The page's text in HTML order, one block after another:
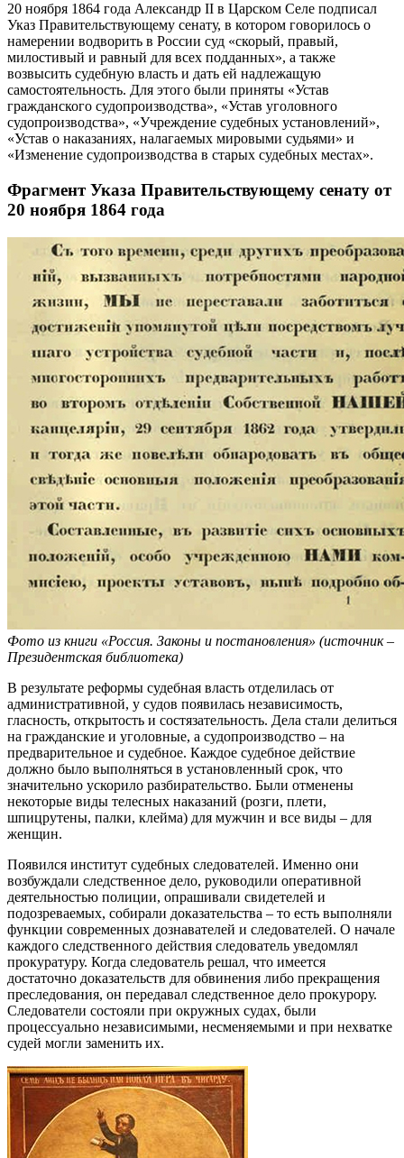
20 ноября 1864 года Александр II в Царском Селе подписал
Указ Правительствующему сенату, в котором говорилось о
намерении водворить в России суд «скорый, правый,
милостивый и равный для всех подданных», а также
возвысить судебную власть и дать ей надлежащую
самостоятельность. Для этого были приняты «Устав
гражданского судопроизводства», «Устав уголовного
судопроизводства», «Учреждение судебных установлений»,
«Устав о наказаниях, налагаемых мировыми судьями» и
«Изменение судопроизводства в старых судебных местах».
Фрагмент Указа Правительствующему сенату от
20 ноября 1864 года
Фото из книги «Россия. Законы и постановления» (источник –
Президентская библиотека)
В результате реформы судебная власть отделилась от
административной, у судов появилась независимость,
гласность, открытость и состязательность. Дела стали делиться
на гражданские и уголовные, а судопроизводство – на
предварительное и судебное. Каждое судебное действие
должно было выполняться в установленный срок, что
значительно ускорило разбирательство. Были отменены
некоторые виды телесных наказаний (розги, плети,
шпицрутены, палки, клейма) для мужчин и все виды – для
женщин.
Появился институт судебных следователей. Именно они
возбуждали следственное дело, руководили оперативной
деятельностью полиции, опрашивали свидетелей и
подозреваемых, собирали доказательства – то есть выполняли
функции современных дознавателей и следователей. О начале
каждого следственного действия следователь уведомлял
прокуратуру. Когда следователь решал, что имеется
достаточно доказательств для обвинения либо прекращения
преследования, он передавал следственное дело прокурору.
Следователи состояли при окружных судах, были
процессуально независимыми, несменяемыми и при нехватке
судей могли заменить их.